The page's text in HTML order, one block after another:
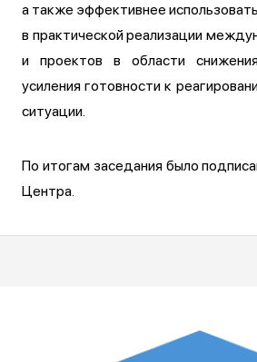
а также эффективнее
в практической реализации
и проектов в области
усиления готовности к
ситуации.
По итогам заседания было
Центра.